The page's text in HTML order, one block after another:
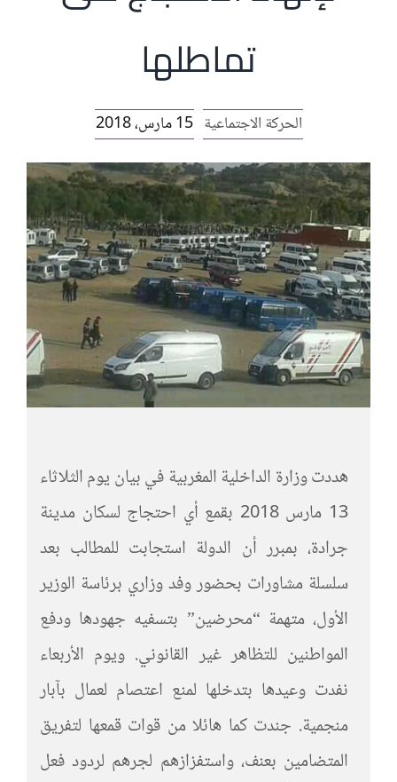
تماطلها
الحركة الاجتماعية 15 مارس، 2018
هددت وزارة الداخلية المغربية في بيان يوم الثلاثاء
13 مارس 2018 بقمع أي احتجاج لسكان مدينة
جرادة، بمبرر أن الدولة استجابت للمطالب بعد
سلسلة مشاورات بحضور وفد وزاري برئاسة الوزير
الأول، متهمة “محرضين” بتسفيه جهودها ودفع
المواطنين للتظاهر غير القانوني. ويوم الأربعاء
نفدت وعيدها بتدخلها لمنع اعتصام لعمال بآبار
منجمية. جندت كما هائلا من قوات قمعها لتفريق
المتضامين بعنف، واستفزازهم لجرهم لردود فعل